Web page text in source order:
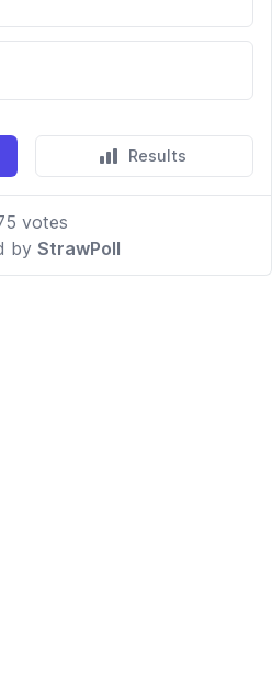
Results
votes
by StrawPoll